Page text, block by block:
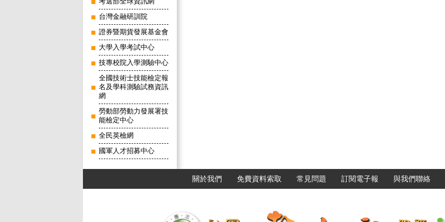
台灣金融研訓院
證券暨期貨發展基金會
大學入學考試中心
技專校院入學測驗中心
全國技術士技能檢定報
名及學科測驗試務資訊
網
勞動部勞動力發展署技
能檢定中心
全民英檢網
國軍人才招募中心
關於我們 免費資料索取 常見問題 訂閱電子報 與我們聯絡